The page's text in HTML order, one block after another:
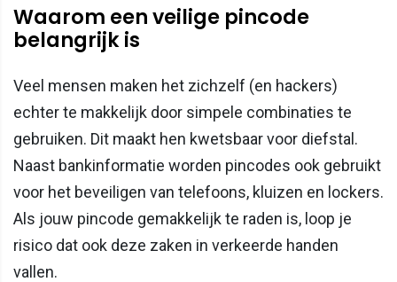
Waarom een veilige pincode
belangrijk is
Veel mensen maken het zichzelf (en hackers)
echter te makkelijk door simpele combinaties te
gebruiken. Dit maakt hen kwetsbaar voor diefstal.
Naast bankinformatie worden pincodes ook gebruikt
voor het beveiligen van telefoons, kluizen en lockers.
Als jouw pincode gemakkelijk te raden is, loop je
risico dat ook deze zaken in verkeerde handen
vallen.